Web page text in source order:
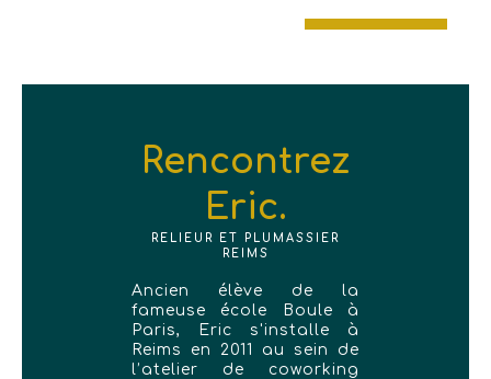
Rencontrez
Eric.
RELIEUR ET PLUMASSIER
REIMS
Ancien élève de la
fameuse école Boule à
Paris, Eric s'installe à
Reims en 2011 au sein de
l’atelier de coworking